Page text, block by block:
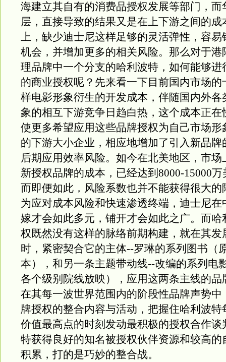
海建立其自有的消费品授权发展等部门，而
层，直接导致的结果又是在上下游之间的成
上，缺少迪士尼这样足够的灵活弹性，容易
机会，并增加更多的相关风险。那么对于港
理品牌中一个分支的哈利波特，如何能够进
的商业授权呢？先来看一下目前国内市场的
样电影形象衍生的开发成本，伴随国内外各
象的相互下游竞争日趋白热，这个成本正在
使更多希望应用这些品牌授权为自己市场形
的下游大小企业，相应地增加了引入新品牌
后期应用效率风险。如今在北美地区，市场
新授权品牌的成本，已经达到8000-15000
而即便如此，风险系数也并不能获得很大的
为应对成本风险和快速渗透终端，迪士尼在
嫁才会如此多元，铺开才会如此之广。而哈
权既然没有这样的脉络前期构建，就在其发
时，紧密契合它的主体--罗琳的系列图书（
本），和另一条主题带动线--改编的系列电
各个级别院线放映），应用这两条主线的品
在其每一波世界范围内的阶段性品牌声势中
牌授权的整合内容与活动，把握住哈利波特
价值最高点的时刻发动最积极的授权合作谈
特获得良好的知名被授权伙伴资源和较高的
积累，打的是巧妙的整合战。